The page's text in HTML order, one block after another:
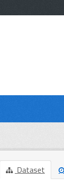
Dataset